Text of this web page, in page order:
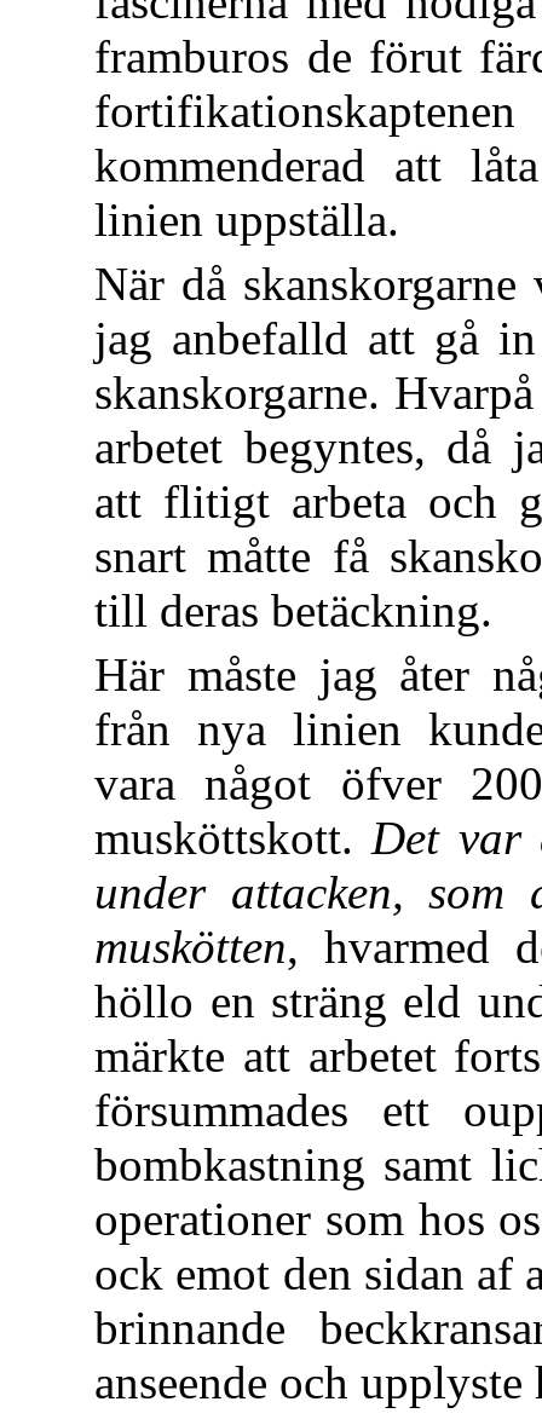
framburos de förut
kommenderad att
linien uppställa.
När då
jag anbefalld att gå
skanskorgarne.
arbetet begyntes, då
att flitigt arbeta och
snart måtte få
till deras betäckning.
Här måste jag åter
från nya linien
vara något öfver
musköttskott.Det var
under attacken, som
muskötten, hvarmed
höllo en sträng eld
märkte att arbetet
försummades ett
bombkastning samt
operationer som hos
ock emot den sidan af
brinnande
anseende och